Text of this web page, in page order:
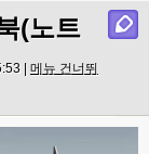
(노트
| 메뉴 건너뛰